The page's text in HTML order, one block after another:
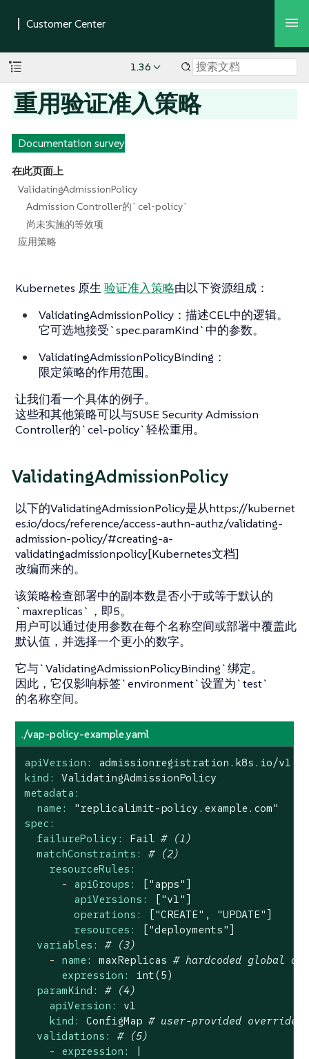
1.36
重用验证准入策略
Documentation survey
在此页面上
ValidatingAdmissionPolicy
Admission Controller的`cel-policy`
尚未实施的等效项
应用策略
Kubernetes 原生 验证准入策略由以下资源组成：
ValidatingAdmissionPolicy：描述CEL中的逻辑。
它可选地接受`spec.paramKind`中的参数。
ValidatingAdmissionPolicyBinding：
限定策略的作用范围。
让我们看一个具体的例子。
这些和其他策略可以与SUSE Security Admission
Controller的`cel-policy`轻松重用。
ValidatingAdmissionPolicy
以下的ValidatingAdmissionPolicy是从https://kubernet
es.io/docs/reference/access-authn-authz/validating-
admission-policy/#creating-a-
validatingadmissionpolicy[Kubernetes文档]
改编而来的。
该策略检查部署中的副本数是否小于或等于默认的
`maxreplicas`，即5。
用户可以通过使用参数在每个名称空间或部署中覆盖此
默认值，并选择一个更小的数字。
它与`ValidatingAdmissionPolicyBinding`绑定。
因此，它仅影响标签`environment`设置为`test`
的名称空间。
./vap-policy-example.yaml
apiVersion:
admissionregistration.k8s.io/v1
kind:
ValidatingAdmissionPolicy
metadata:
name:
"replicalimit-policy.example.com"
spec:
failurePolicy:
Fail # (1)
matchConstraints:
# (2)
resourceRules:
-
apiGroups:
["apps"]
apiVersions:
["v1"]
operations:
["CREATE", "UPDATE" ]
resources:
["deployments"]
variables:
# (3)
-
name: maxReplicas # hardcoded global
expression:
int(5)
paramKind:
# (4)
apiVersion:
v1
kind:
ConfigMap # user-provided override
validations:
# (5)
-
expression: